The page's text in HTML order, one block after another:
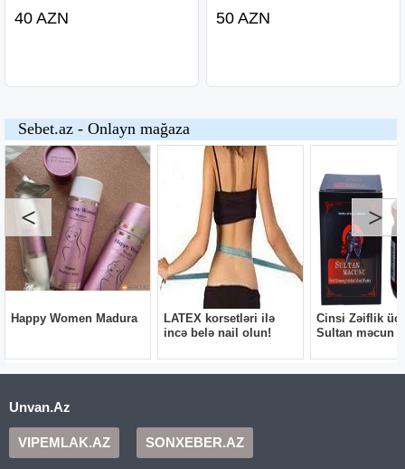
40 AZN 50 AZN
Unvan.Az
VIPEMLAK.AZ SONXEBER.AZ